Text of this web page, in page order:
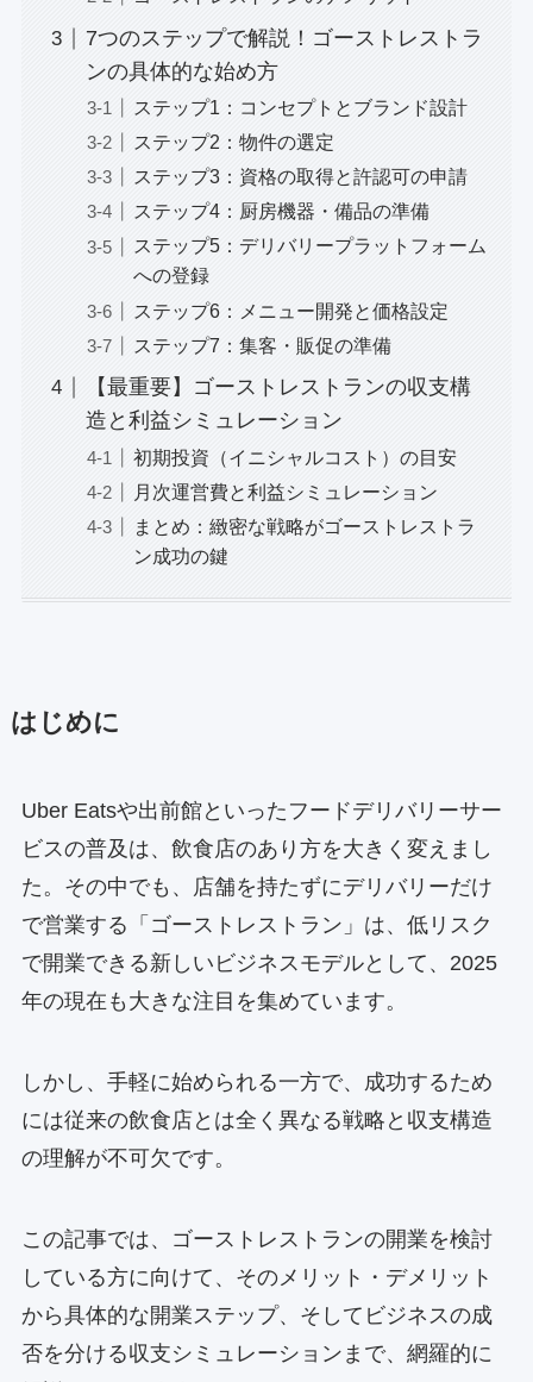
7つのステップで解説！ゴーストレストラ
ンの具体的な始め方
ステップ1：コンセプトとブランド設計
ステップ2：物件の選定
ステップ3：資格の取得と許認可の申請
ステップ4：厨房機器・備品の準備
ステップ5：デリバリープラットフォーム
への登録
ステップ6：メニュー開発と価格設定
ステップ7：集客・販促の準備
【最重要】ゴーストレストランの収支構
造と利益シミュレーション
初期投資（イニシャルコスト）の目安
月次運営費と利益シミュレーション
まとめ：緻密な戦略がゴーストレストラ
ン成功の鍵
はじめに
Uber Eatsや出前館といったフードデリバリーサー
ビスの普及は、飲食店のあり方を大きく変えまし
た。その中でも、店舗を持たずにデリバリーだけ
で営業する「ゴーストレストラン」は、低リスク
で開業できる新しいビジネスモデルとして、2025
年の現在も大きな注目を集めています。
しかし、手軽に始められる一方で、成功するため
には従来の飲食店とは全く異なる戦略と収支構造
の理解が不可欠です。
この記事では、ゴーストレストランの開業を検討
している方に向けて、そのメリット・デメリット
から具体的な開業ステップ、そしてビジネスの成
否を分ける収支シミュレーションまで、網羅的に